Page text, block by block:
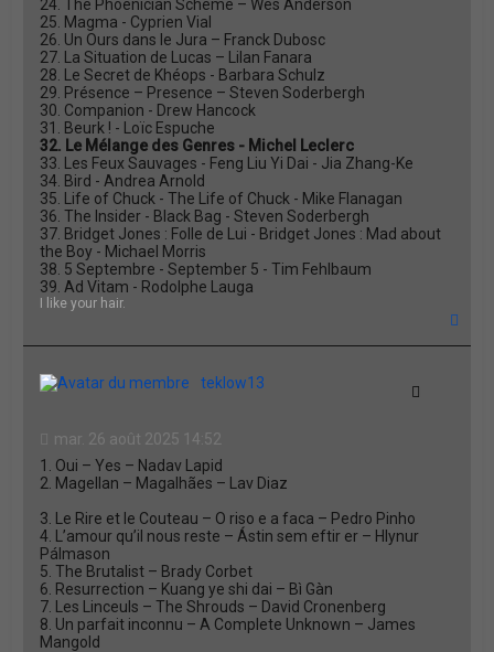
24. The Phoenician Scheme – Wes Anderson
25. Magma - Cyprien Vial
26. Un Ours dans le Jura – Franck Dubosc
27. La Situation de Lucas – Lilan Fanara
28. Le Secret de Khéops - Barbara Schulz
29. Présence – Presence – Steven Soderbergh
30. Companion - Drew Hancock
31. Beurk ! - Loïc Espuche
32. Le Mélange des Genres - Michel Leclerc
33. Les Feux Sauvages - Feng Liu Yi Dai - Jia Zhang-Ke
34. Bird - Andrea Arnold
35. Life of Chuck - The Life of Chuck - Mike Flanagan
36. The Insider - Black Bag - Steven Soderbergh
37. Bridget Jones : Folle de Lui - Bridget Jones : Mad about
the Boy - Michael Morris
38. 5 Septembre - September 5 - Tim Fehlbaum
39. Ad Vitam - Rodolphe Lauga
I like your hair.
teklow13
mar. 26 août 2025 14:52
1. Oui – Yes – Nadav Lapid
2. Magellan – Magalhães – Lav Diaz
3. Le Rire et le Couteau – O riso e a faca – Pedro Pinho
4. L’amour qu’il nous reste – Ástin sem eftir er – Hlynur
Pálmason
5. The Brutalist – Brady Corbet
6. Resurrection – Kuang ye shi dai – Bì Gàn
7. Les Linceuls – The Shrouds – David Cronenberg
8. Un parfait inconnu – A Complete Unknown – James
Mangold